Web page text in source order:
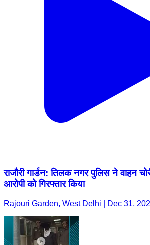
राजौरी गार्डन: तिलक नगर पुलिस ने वाहन
आरोपी को गिरफ्तार किया
Rajouri Garden, West Delhi | Dec 31,